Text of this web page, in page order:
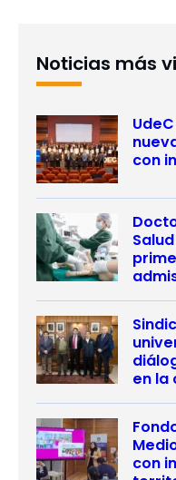
Noticias más
con
en la
con